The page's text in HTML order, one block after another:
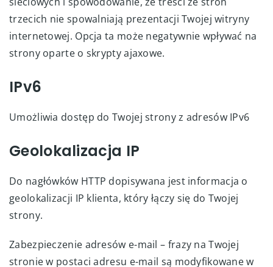
trzecich nie spowalniają prezentacji Twojej witryny
internetowej. Opcja ta może negatywnie wpływać na
strony oparte o skrypty ajaxowe.
IPv6
Umożliwia dostęp do Twojej strony z adresów IPv6
Geolokalizacja IP
Do nagłówków HTTP dopisywana jest informacja o
geolokalizacji IP klienta, który łączy się do Twojej
strony.
Zabezpieczenie adresów e-mail – frazy na Twojej
stronie w postaci adresu e-mail są modyfikowane w